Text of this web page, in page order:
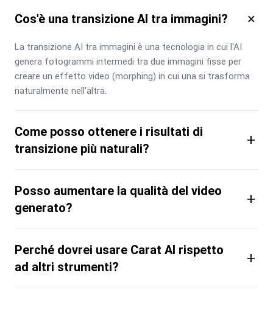
Cos'è una transizione AI tra immagini? ×
La transizione AI tra immagini è una tecnologia in cui l'AI
genera fotogrammi intermedi tra due immagini fisse per
creare un effetto video (morphing) in cui una si trasforma
naturalmente nell'altra.
Come posso ottenere i risultati di
transizione più naturali?
+
Posso aumentare la qualità del video
generato?
+
Perché dovrei usare Carat AI rispetto
ad altri strumenti?
+